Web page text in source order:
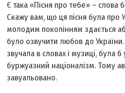
Є така «Пісня про тебе» – слова
Скажу вам, що ця пісня була про
молодим поколінням здається
було озвучити любов до України.
звучала в словах і музиці, була б
буржуазний націоналізм. Тому
завуальовано.